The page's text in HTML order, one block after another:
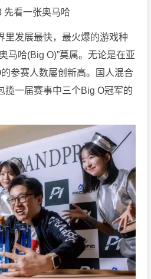
先看一张奥马哈
里发展最快，最火爆的游戏种
马哈(Big O)”莫属。无论是在亚
参赛人数屡创新高。国人混合
揽一届赛事中三个Big O冠军的